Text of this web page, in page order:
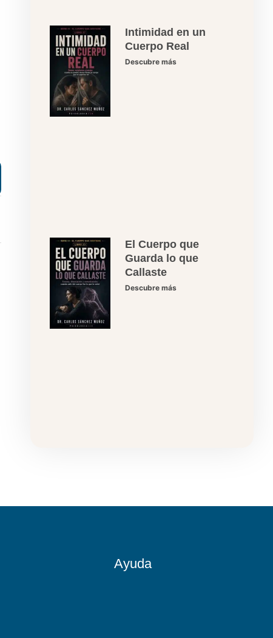
Intimidad en un
Cuerpo Real
Descubre más
El Cuerpo que
Guarda lo que
Callaste
Descubre más
Ayuda